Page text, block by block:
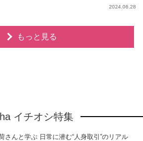
2024.06.28
もっと見る
イチオシ特集
さんと学ぶ 日常に潜む“人身取引”のリアル